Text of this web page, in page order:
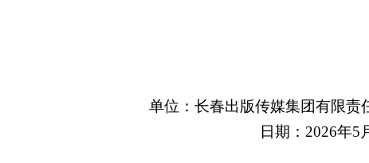
单位： 长春出版传媒集团有限责
日期： 2026年5